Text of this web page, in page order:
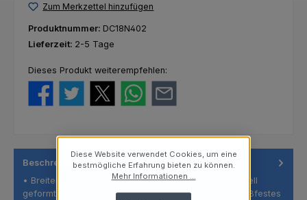
Zum Merkzettel hinzufügen
Produktnummer: DC18N402
Lieferzeit: 2-5 Tage
Dieses Produkt weiterempfehlen:
Beschreibung
• Breiter Abformbereich • Stabiler Kunststoff • Speziell
geformte Seitenwände für zusätzliche Retention • Reißfestes
Diese Website verwendet Cookies, um eine
bestmögliche Erfahrung bieten zu können.
Mehr Informationen ...